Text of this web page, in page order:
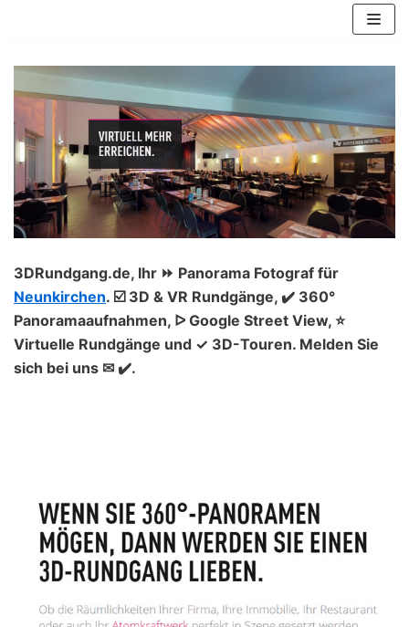
Inhalt
springen
3DRundgang.de, Ihr ⏩ Panorama Fotograf für
Neunkirchen. ☑️ 3D & VR Rundgänge, ✔️ 360°
Panoramaaufnahmen, ᐅ Google Street View, ⭐
Virtuelle Rundgänge und ✓ 3D-Touren. Melden Sie
sich bei uns ✉ ✔️.